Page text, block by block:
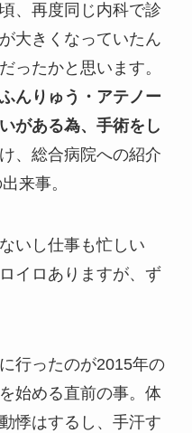
、再度同じ内科で診
大きくなっていたん
ったかと思います。
んりゅう・アテノー
がある為、手術をし
、総合病院への紹介
来事。
いし仕事も忙しい
イロありますが、ず
行ったのが2015年の
始める直前の事。体
悸はするし、手汗す